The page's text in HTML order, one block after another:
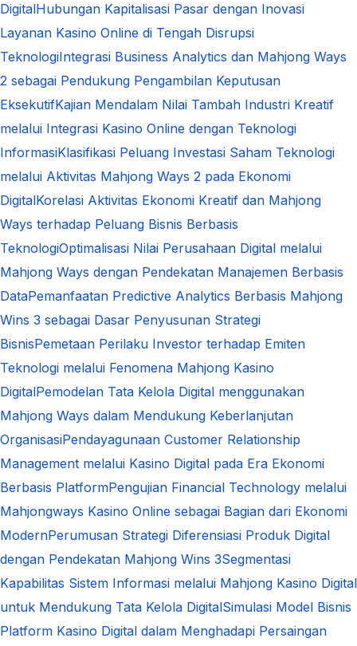
DigitalHubungan Kapitalisasi Pasar dengan Inovasi
Layanan Kasino Online di Tengah Disrupsi
TeknologiIntegrasi Business Analytics dan Mahjong Ways
2 sebagai Pendukung Pengambilan Keputusan
EksekutifKajian Mendalam Nilai Tambah Industri Kreatif
melalui Integrasi Kasino Online dengan Teknologi
InformasiKlasifikasi Peluang Investasi Saham Teknologi
melalui Aktivitas Mahjong Ways 2 pada Ekonomi
DigitalKorelasi Aktivitas Ekonomi Kreatif dan Mahjong
Ways terhadap Peluang Bisnis Berbasis
TeknologiOptimalisasi Nilai Perusahaan Digital melalui
Mahjong Ways dengan Pendekatan Manajemen Berbasis
DataPemanfaatan Predictive Analytics Berbasis Mahjong
Wins 3 sebagai Dasar Penyusunan Strategi
BisnisPemetaan Perilaku Investor terhadap Emiten
Teknologi melalui Fenomena Mahjong Kasino
DigitalPemodelan Tata Kelola Digital menggunakan
Mahjong Ways dalam Mendukung Keberlanjutan
OrganisasiPendayagunaan Customer Relationship
Management melalui Kasino Digital pada Era Ekonomi
Berbasis PlatformPengujian Financial Technology melalui
Mahjongways Kasino Online sebagai Bagian dari Ekonomi
ModernPerumusan Strategi Diferensiasi Produk Digital
dengan Pendekatan Mahjong Wins 3Segmentasi
Kapabilitas Sistem Informasi melalui Mahjong Kasino Digital
untuk Mendukung Tata Kelola DigitalSimulasi Model Bisnis
Platform Kasino Digital dalam Menghadapi Persaingan